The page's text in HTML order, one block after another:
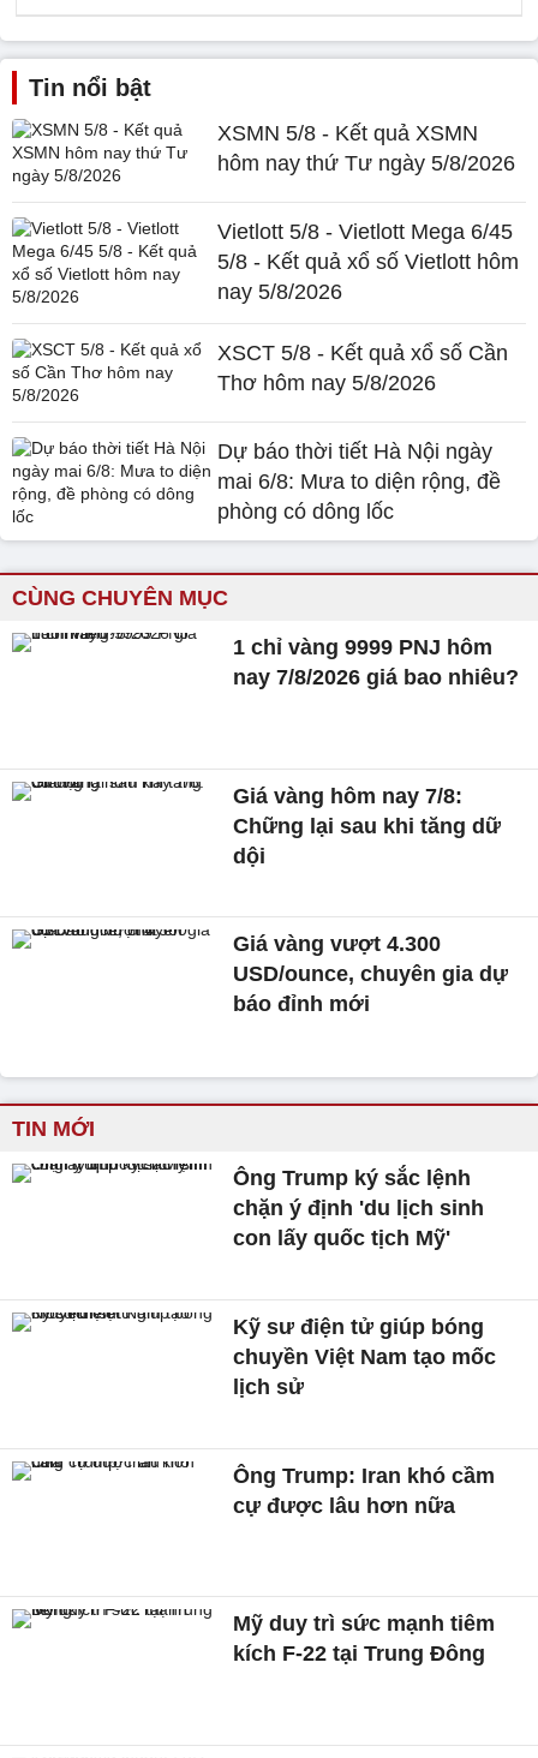
Tin nổi bật
XSMN 5/8 - Kết quả XSMN
hôm nay thứ Tư ngày 5/8/2026
Vietlott 5/8 - Vietlott Mega 6/45
5/8 - Kết quả xổ số Vietlott hôm
nay 5/8/2026
XSCT 5/8 - Kết quả xổ số Cần
Thơ hôm nay 5/8/2026
Dự báo thời tiết Hà Nội ngày
mai 6/8: Mưa to diện rộng, đề
phòng có dông lốc
CÙNG CHUYÊN MỤC
1 chỉ vàng 9999 PNJ hôm
nay 7/8/2026 giá bao nhiêu?
Giá vàng hôm nay 7/8:
Chững lại sau khi tăng dữ
dội
Giá vàng vượt 4.300
USD/ounce, chuyên gia dự
báo đỉnh mới
TIN MỚI
Ông Trump ký sắc lệnh
chặn ý định 'du lịch sinh
con lấy quốc tịch Mỹ'
Kỹ sư điện tử giúp bóng
chuyền Việt Nam tạo mốc
lịch sử
Ông Trump: Iran khó cầm
cự được lâu hơn nữa
Mỹ duy trì sức mạnh tiêm
kích F-22 tại Trung Đông